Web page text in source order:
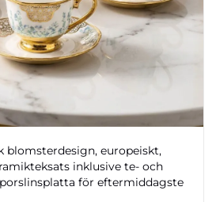
blomsterdesign, europeiskt,
inklusive te- och
för eftermiddagste